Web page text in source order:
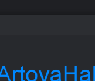
çift, gizli bölmede